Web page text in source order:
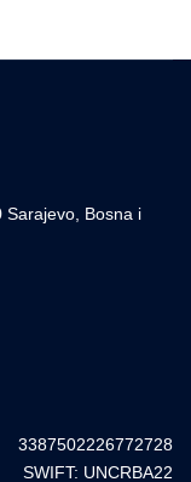
Sarajevo, Bosna i
3387502226772728
SWIFT: UNCRBA22